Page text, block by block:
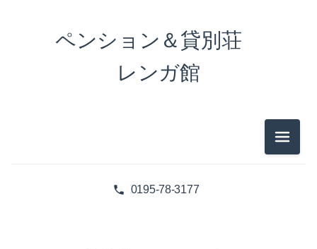
0195-78-3177
ペンション＆貸別荘
レンガ館
メニュ